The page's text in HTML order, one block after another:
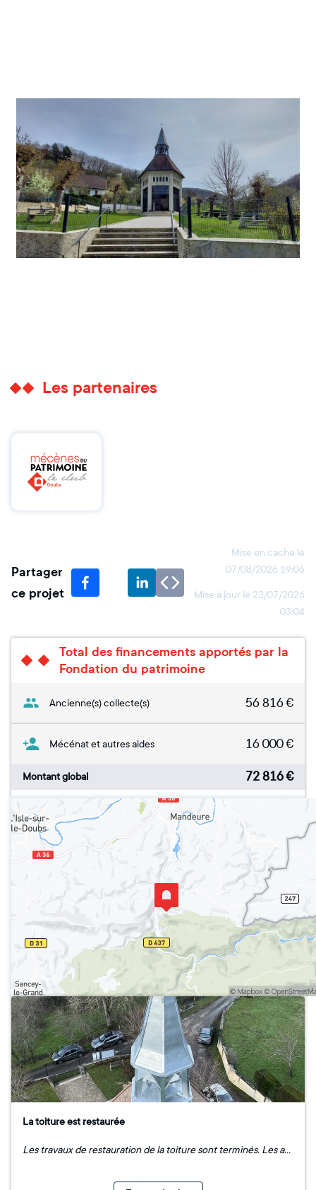
Les partenaires
Partager
ce projet
Mise en cache le
07/08/2026 19:06
Mise à jour le 23/07/2026
03:04
Total des financements apportés par la
Fondation du patrimoine
Ancienne(s) collecte(s) 56 816€
Mécénat et autres aides 16 000€
Montant global 72 816€
La toiture est restaurée
Les travaux de restauration de la toiture sont terminés. Les autres travaux concernant la réfection du sol et des escaliers seront réalisés au printemps.